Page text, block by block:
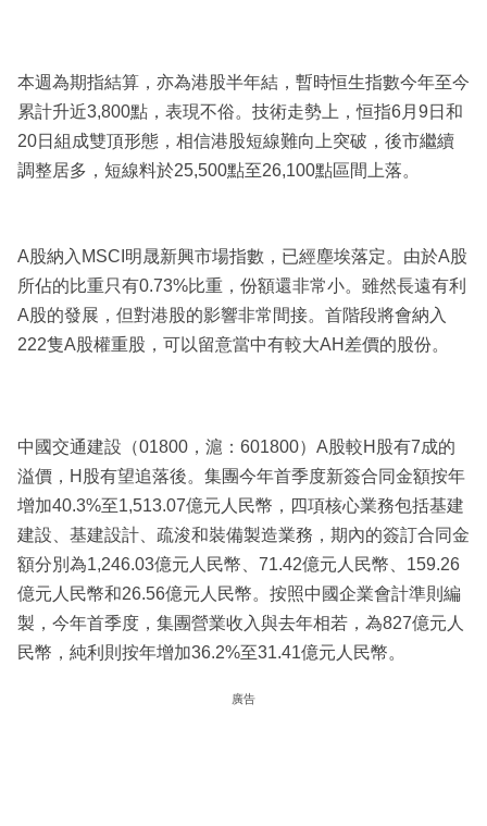
閱
專
區
本週為期指結算，亦為港股半年結，暫時恒生指數今年至今
累計升近3,800點，表現不俗。技術走勢上，恒指6月9日和
20日組成雙頂形態，相信港股短線難向上突破，後市繼續
調整居多，短線料於25,500點至26,100點區間上落。
A股納入MSCI明晟新興市場指數，已經塵埃落定。由於A股
所佔的比重只有0.73%比重，份額還非常小。雖然長遠有利
A股的發展，但對港股的影響非常間接。首階段將會納入
222隻A股權重股，可以留意當中有較大AH差價的股份。
中國交通建設（01800，滬：601800）A股較H股有7成的
溢價，H股有望追落後。集團今年首季度新簽合同金額按年
增加40.3%至1,513.07億元人民幣，四項核心業務包括基建
建設、基建設計、疏浚和裝備製造業務，期內的簽訂合同金
額分別為1,246.03億元人民幣、71.42億元人民幣、159.26
億元人民幣和26.56億元人民幣。按照中國企業會計準則編
製，今年首季度，集團營業收入與去年相若，為827億元人
民幣，純利則按年增加36.2%至31.41億元人民幣。
廣告